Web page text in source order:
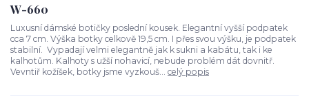
W-660
Luxusní dámské botičky poslední kousek. Elegantní vyšší podpatek
cca 7 cm. Výška botky celkově 19,5 cm. I přes svou výšku, je podpatek
stabilní. Vypadají velmi elegantně jak k sukni a kabátu, tak i ke
kalhotům. Kalhoty s užší nohavicí, nebude problém dát dovnitř.
Vevntiř kožíšek, botky jsme vyzkouš... celý popis